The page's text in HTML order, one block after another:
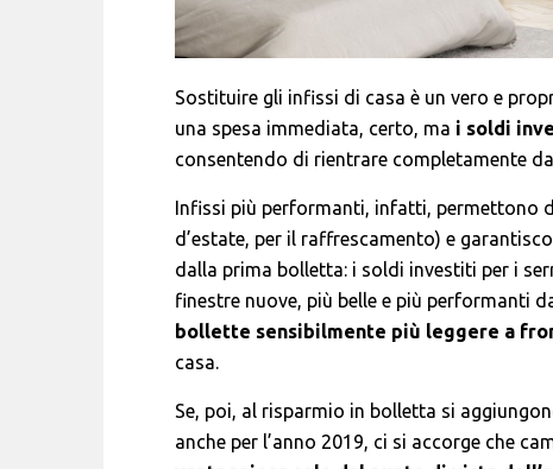
Sostituire gli infissi di casa è un vero e
una spesa immediata, certo, ma i soldi
consentendo di rientrare completamente
Infissi più performanti, infatti, permettono
d’estate, per il raffrescamento) e
dalla prima bolletta: i soldi investiti per i
finestre nuove, più belle e più performanti
bollette sensibilmente più leggere a
casa.
Se, poi, al risparmio in bolletta si
anche per l’anno 2019, ci si accorge che